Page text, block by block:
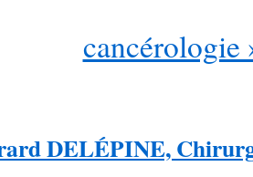
cancérologie
DELÉPINE,